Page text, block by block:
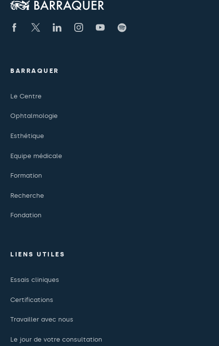
BARRAQUER
Le Centre
Ophtalmologie
Esthétique
Equipe médicale
Formation
Recherche
Fondation
LIENS UTILES
Essais cliniques
Certifications
Travailler avec nous
Le jour de votre consultation